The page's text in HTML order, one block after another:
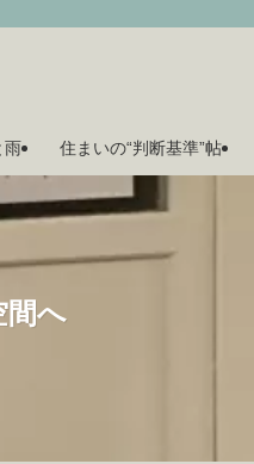
雨 住まいの“判断基準”帖
間へ